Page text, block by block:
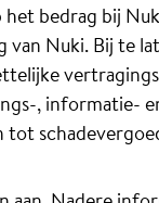
bedrag bij
Nuki. Bij te
, informatie-
tot